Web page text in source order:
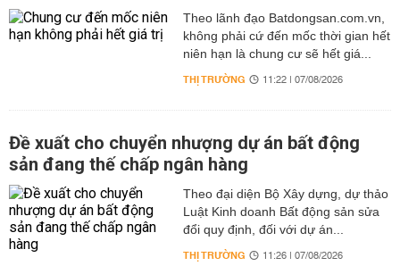
Theo lãnh đạo Batdongsan.com.vn,
không phải cứ đến mốc thời gian hết
niên hạn là chung cư sẽ hết giá...
THỊ TRƯỜNG 11:22 | 07/08/2026
Đề xuất cho chuyển nhượng dự án bất động
sản đang thế chấp ngân hàng
Theo đại diện Bộ Xây dựng, dự thảo
Luật Kinh doanh Bất động sản sửa
đổi quy định, đối với dự án...
THỊ TRƯỜNG 11:26 | 07/08/2026